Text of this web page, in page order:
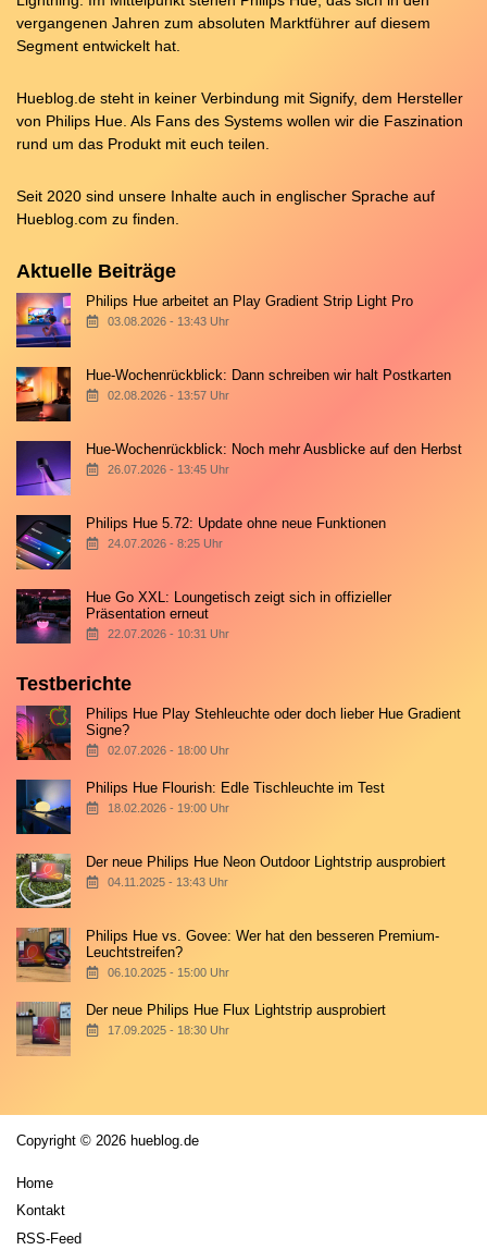
vergangenen Jahren zum absoluten Marktführer auf diesem
Segment entwickelt hat.
Hueblog.de steht in keiner Verbindung mit Signify, dem Hersteller
von Philips Hue. Als Fans des Systems wollen wir die Faszination
rund um das Produkt mit euch teilen.
Seit 2020 sind unsere Inhalte auch in englischer Sprache auf
Hueblog.com zu finden.
Aktuelle Beiträge
Philips Hue arbeitet an Play Gradient Strip Light Pro
03.08.2026 - 13:43 Uhr
Hue-Wochenrückblick: Dann schreiben wir halt Postkarten
02.08.2026 - 13:57 Uhr
Hue-Wochenrückblick: Noch mehr Ausblicke auf den Herbst
26.07.2026 - 13:45 Uhr
Philips Hue 5.72: Update ohne neue Funktionen
24.07.2026 - 8:25 Uhr
Hue Go XXL: Loungetisch zeigt sich in offizieller
Präsentation erneut
22.07.2026 - 10:31 Uhr
Testberichte
Philips Hue Play Stehleuchte oder doch lieber Hue Gradient
Signe?
02.07.2026 - 18:00 Uhr
Philips Hue Flourish: Edle Tischleuchte im Test
18.02.2026 - 19:00 Uhr
Der neue Philips Hue Neon Outdoor Lightstrip ausprobiert
04.11.2025 - 13:43 Uhr
Philips Hue vs. Govee: Wer hat den besseren Premium-
Leuchtstreifen?
06.10.2025 - 15:00 Uhr
Der neue Philips Hue Flux Lightstrip ausprobiert
17.09.2025 - 18:30 Uhr
Copyright © 2026 hueblog.de
Home
Kontakt
RSS-Feed